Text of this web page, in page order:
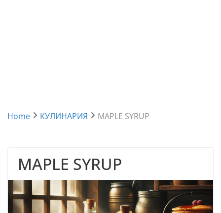
Home КУЛИНАРИЯ MAPLE SYRUP
MAPLE SYRUP